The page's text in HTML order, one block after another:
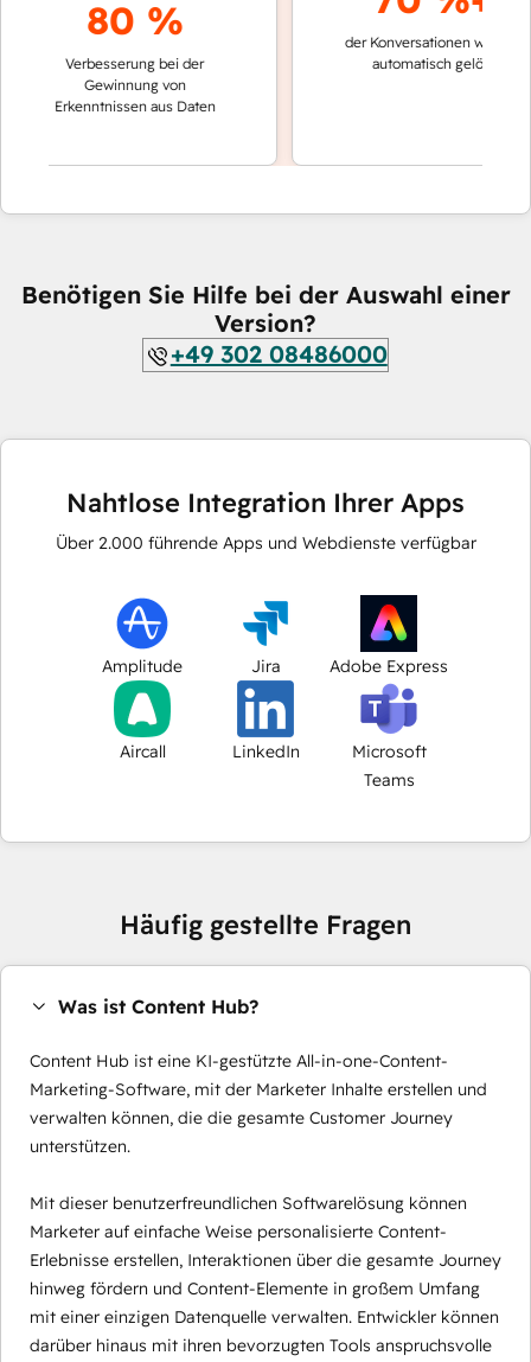
80 %
Verbesserung bei der
Gewinnung von
Erkenntnissen aus Daten
der Konversationen werden
automatisch gelöst
Benötigen Sie Hilfe bei der Auswahl einer
Version?
+49 302 08486000
Nahtlose Integration Ihrer Apps
Über 2.000 führende Apps und Webdienste verfügbar
Amplitude Jira Adobe Express
Aircall LinkedIn
Microsoft
Teams
Häufig gestellte Fragen
Was ist Content Hub?
Content Hub ist eine KI-gestützte All-in-one-Content-
Marketing-Software, mit der Marketer Inhalte erstellen und
verwalten können, die die gesamte Customer Journey
unterstützen.
Mit dieser benutzerfreundlichen Softwarelösung können
Marketer auf einfache Weise personalisierte Content-
Erlebnisse erstellen, Interaktionen über die gesamte Journey
hinweg fördern und Content-Elemente in großem Umfang
mit einer einzigen Datenquelle verwalten. Entwickler können
darüber hinaus mit ihren bevorzugten Tools anspruchsvolle